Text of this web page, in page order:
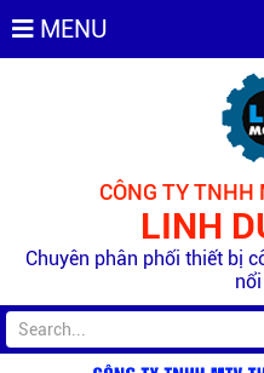
MENU
CÔNG TY
LINH
Chuyên phân phối thiết bị